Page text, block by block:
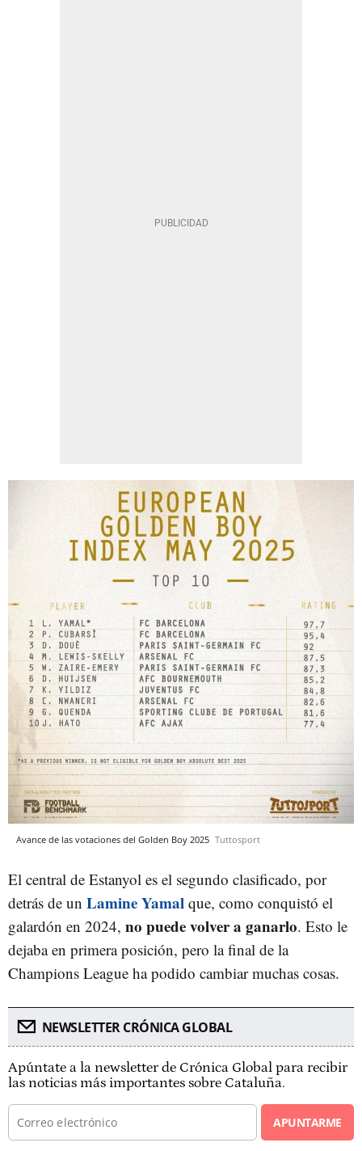
Avance de las votaciones del Golden Boy 2025 Tuttosport
El central de Estanyol es el segundo clasificado, por
detrás de un Lamine Yamal que, como conquistó el
galardón en 2024, no puede volver a ganarlo. Esto le
dejaba en primera posición, pero la final de la
Champions League ha podido cambiar muchas cosas.
NEWSLETTER CRÓNICA GLOBAL
Apúntate a la newsletter de Crónica Global para recibir
las noticias más importantes sobre Cataluña.
APUNTARME